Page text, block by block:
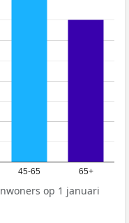
45-65 65+
op 1 januari